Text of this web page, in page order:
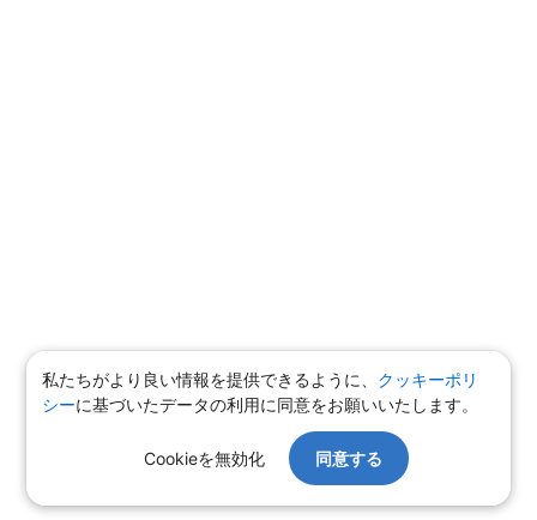
私たちがより良い情報を提供できるように、 クッキーポリ
シーに基づいたデータの利用に同意をお願いいたします。
Cookieを無効化 同意する